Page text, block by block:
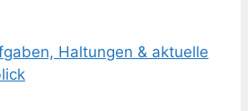
Haltungen & aktuelle